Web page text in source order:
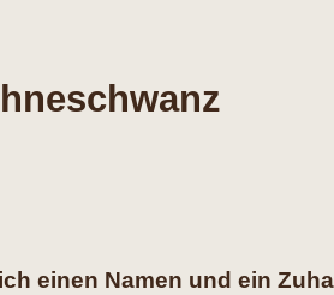
einen Namen und ein